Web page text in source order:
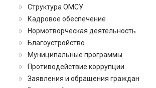
Структура ОМСУ
Кадровое обеспечение
Нормотворческая деятельность
Благоустройство
Муниципальные программы
Противодействие коррупции
Заявления и обращения граждан